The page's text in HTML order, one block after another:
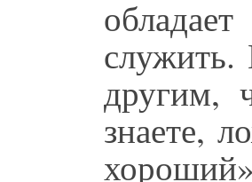
другим,
знаете,